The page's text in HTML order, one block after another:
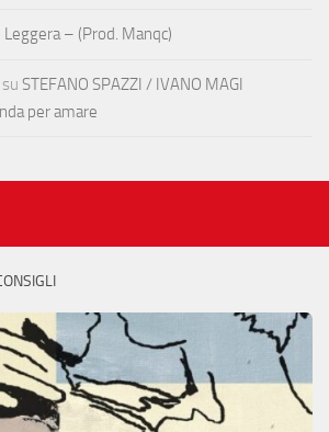
Leggera – (Prod. Manqc)
su STEFANO SPAZZI / IVANO MAGI
per amare